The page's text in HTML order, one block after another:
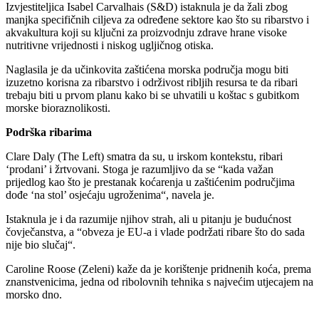
Izvjestiteljica Isabel Carvalhais (S&D) istaknula je da žali zbog
manjka specifičnih ciljeva za određene sektore kao što su ribarstvo i
akvakultura koji su ključni za proizvodnju zdrave hrane visoke
nutritivne vrijednosti i niskog ugljičnog otiska.
Naglasila je da učinkovita zaštićena morska područja mogu biti
izuzetno korisna za ribarstvo i održivost ribljih resursa te da ribari
trebaju biti u prvom planu kako bi se uhvatili u koštac s gubitkom
morske bioraznolikosti.
Podrška ribarima
Clare Daly (The Left) smatra da su, u irskom kontekstu, ribari
‘prodani’ i žrtvovani. Stoga je razumljivo da se “kada važan
prijedlog kao što je prestanak koćarenja u zaštićenim područjima
dođe ‘na stol’ osjećaju ugroženima“, navela je.
Istaknula je i da razumije njihov strah, ali u pitanju je budućnost
čovječanstva, a “obveza je EU-a i vlade podržati ribare što do sada
nije bio slučaj“.
Caroline Roose (Zeleni) kaže da je korištenje pridnenih koća, prema
znanstvenicima, jedna od ribolovnih tehnika s najvećim utjecajem na
morsko dno.